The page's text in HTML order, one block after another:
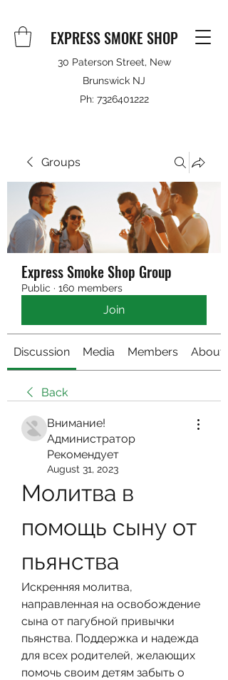
EXPRESS SMOKE SHOP
30 Paterson Street, New
Brunswick NJ
Ph: 7326401222
Groups
Express Smoke Shop Group
Public · 160 members
Join
Discussion Media Members About
Back
Внимание!
Администратор
Рекомендует
August 31, 2023
Молитва в
помощь сыну от
пьянства
Искренняя молитва,
направленная на освобождение
сына от пагубной привычки
пьянства. Поддержка и надежда
для всех родителей, желающих
помочь своим детям забыть о